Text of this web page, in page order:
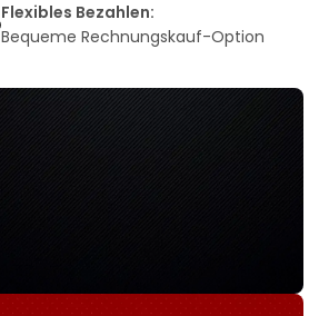
Flexibles Bezahlen:
Bequeme Rechnungskauf-Option